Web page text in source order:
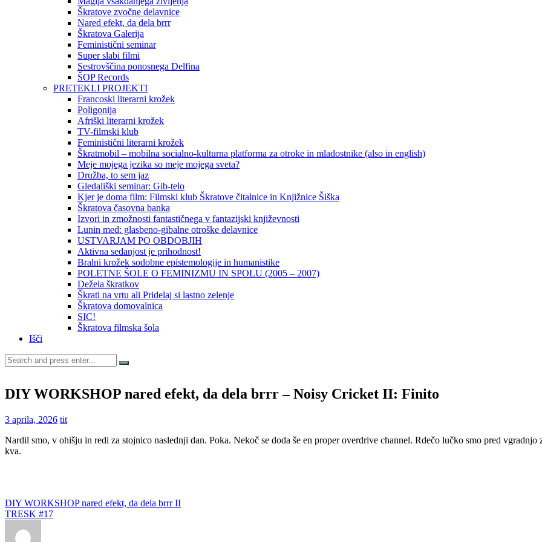
Škratove zvočne delavnice
Nared efekt, da dela brrr
Škratova Galerija
Feministični seminar
Super slabi filmi
Sestrovščina ponosnega Delfina
ŠOP Records
PRETEKLI PROJEKTI
Francoski literarni krožek
Poligonija
Afriški literarni krožek
TV-filmski klub
Feministični literarni krožek
Škratmobil – mobilna socialno-kulturna platforma za otroke in mladostnike (also in english)
Meje mojega jezika so meje mojega sveta?
Družba, to sem jaz
Gledališki seminar: Gib-telo
Kjer je doma film: Filmski klub Škratove čitalnice in Knjižnice Šiška
Škratova časovna banka
Izvori in zmožnosti fantastičnega v fantazijski književnosti
Lunin med: glasbeno-gibalne otroške delavnice
USTVARJAM PO OBDOBJIH
Aktivna sedanjost je prihodnost!
Bralni krožek sodobne epistemologije in humanistike
POLETNE ŠOLE O FEMINIZMU IN SPOLU (2005 – 2007)
Dežela škratkov
Škrati na vrtu ali Pridelaj si lastno zelenje
Škratova domovalnica
SIC!
Škratova filmska šola
Išči
Search
for:
DIY WORKSHOP nared efekt, da dela brrr – Noisy Cricket II: Finito
3 aprila, 2026 tit
Nardil smo, v ohišju in redi za stojnico naslednji dan. Poka. Nekoč se doda še en proper overdrive channel. Rdečo lučko smo pred vgradnjo
kva.
Post
navigation
DIY WORKSHOP nared efekt, da dela brrr II
TRESK #17